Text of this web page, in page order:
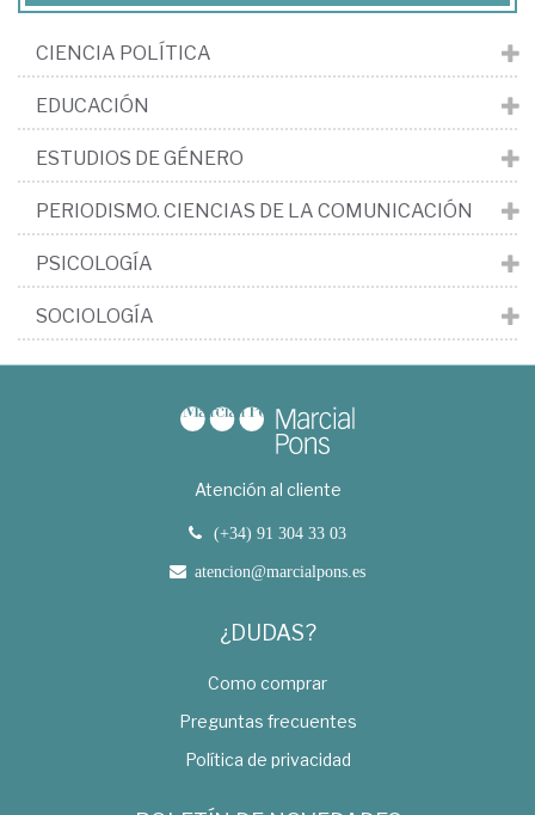
CIENCIA POLÍTICA
EDUCACIÓN
ESTUDIOS DE GÉNERO
PERIODISMO. CIENCIAS DE LA COMUNICACIÓN
PSICOLOGÍA
SOCIOLOGÍA
Atención al cliente
(+34) 91 304 33 03
atencion@marcialpons.es
¿DUDAS?
Como comprar
Preguntas frecuentes
Política de privacidad